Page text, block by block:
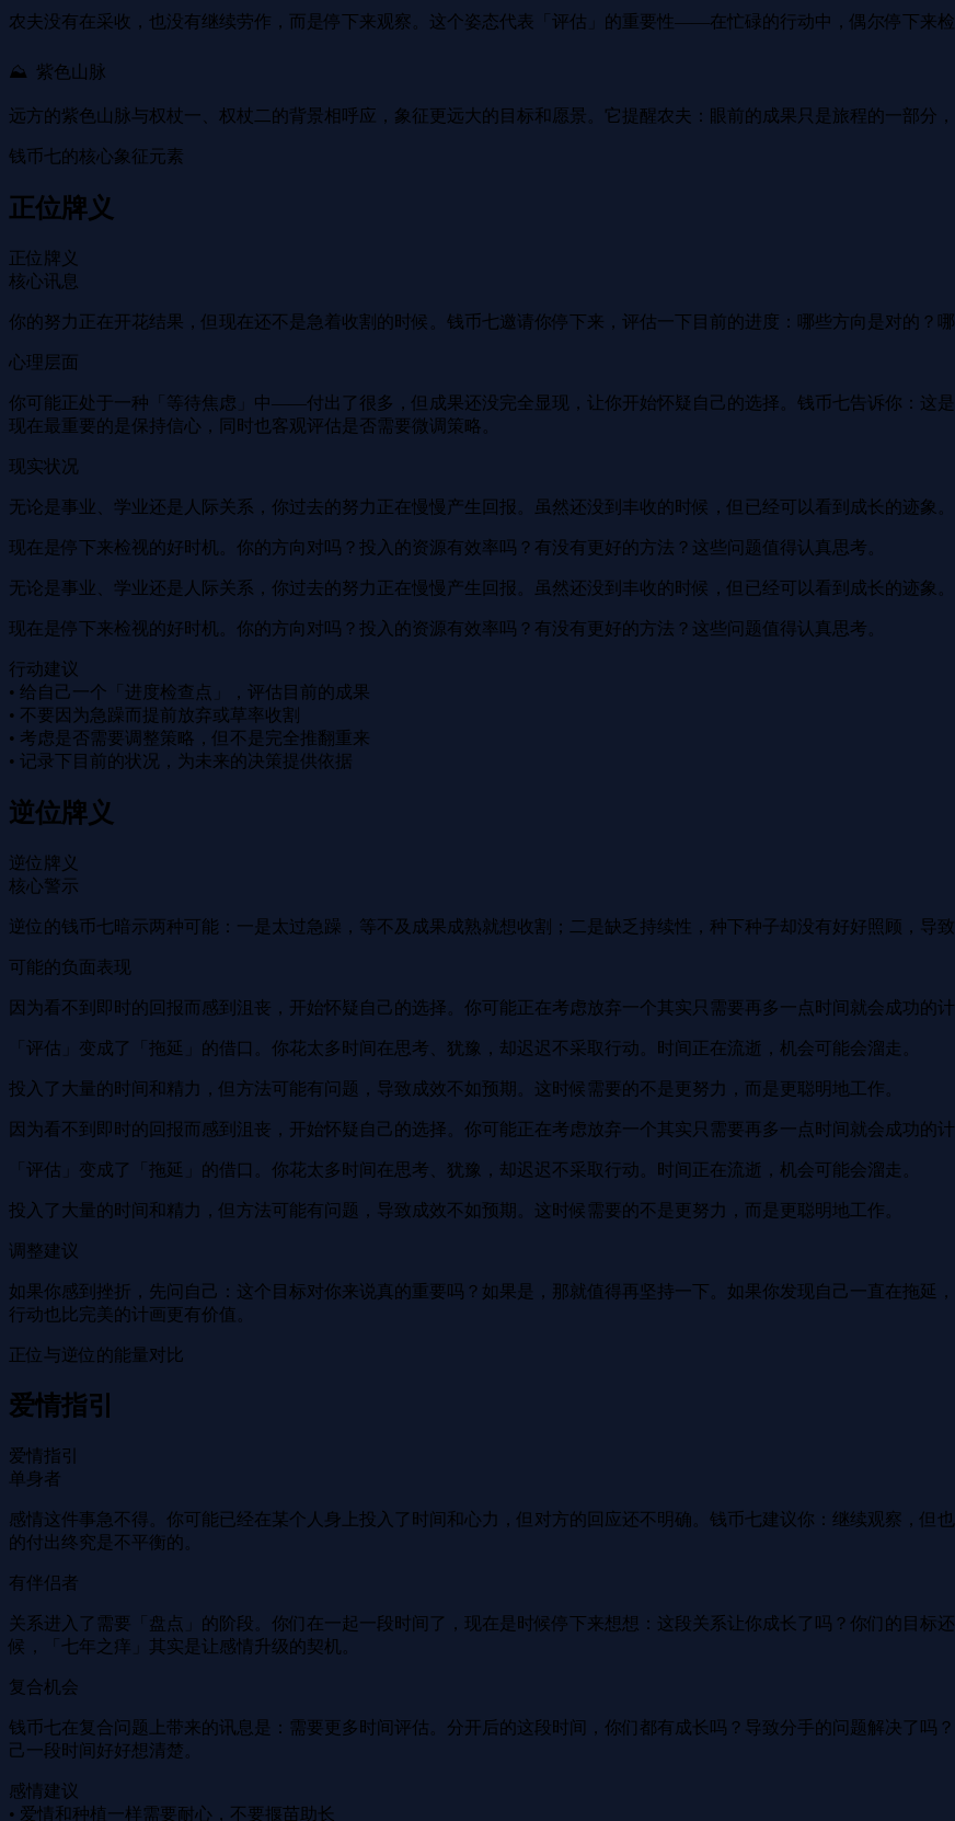
农夫没有在采收，也没有继续劳作，而是停下来观察。这个姿态代表「评估」的重要性——在忙碌的行动中，偶尔停下来
⛰ ️ 紫色山脉
远方的紫色山脉与权杖一、权杖二的背景相呼应，象征更远大的目标和愿景。它提醒农夫：眼前的成果只是旅程的一部分，
钱币七的核心象征元素
正位牌义
正位牌义
核心讯息
你的努力正在开花结果，但现在还不是急着收割的时候。钱币七邀请你停下来，评估一下目前的进度：哪些方向是对的？
心理层面
你可能正处于一种「等待焦虑」中——付出了很多，但成果还没完全显现，让你开始怀疑自己的选择。钱币七告诉你：这
现在最重要的是保持信心，同时也客观评估是否需要微调策略。
现实状况
无论是事业、学业还是人际关系，你过去的努力正在慢慢产生回报。虽然还没到丰收的时候，但已经可以看到成长的迹象。
现在是停下来检视的好时机。你的方向对吗？投入的资源有效率吗？有没有更好的方法？这些问题值得认真思考。
无论是事业、学业还是人际关系，你过去的努力正在慢慢产生回报。虽然还没到丰收的时候，但已经可以看到成长的迹象。
现在是停下来检视的好时机。你的方向对吗？投入的资源有效率吗？有没有更好的方法？这些问题值得认真思考。
行动建议
• 给自己一个「进度检查点」，评估目前的成果
• 不要因为急躁而提前放弃或草率收割
• 考虑是否需要调整策略，但不是完全推翻重来
• 记录下目前的状况，为未来的决策提供依据
逆位牌义
逆位牌义
核心警示
逆位的钱币七暗示两种可能：一是太过急躁，等不及成果成熟就想收割；二是缺乏持续性，种下种子却没有好好照顾，导
可能的负面表现
因为看不到即时的回报而感到沮丧，开始怀疑自己的选择。你可能正在考虑放弃一个其实只需要再多一点时间就会成功的计
「评估」变成了「拖延」的借口。你花太多时间在思考、犹豫，却迟迟不采取行动。时间正在流逝，机会可能会溜走。
投入了大量的时间和精力，但方法可能有问题，导致成效不如预期。这时候需要的不是更努力，而是更聪明地工作。
因为看不到即时的回报而感到沮丧，开始怀疑自己的选择。你可能正在考虑放弃一个其实只需要再多一点时间就会成功的计
「评估」变成了「拖延」的借口。你花太多时间在思考、犹豫，却迟迟不采取行动。时间正在流逝，机会可能会溜走。
投入了大量的时间和精力，但方法可能有问题，导致成效不如预期。这时候需要的不是更努力，而是更聪明地工作。
调整建议
如果你感到挫折，先问自己：这个目标对你来说真的重要吗？如果是，那就值得再坚持一下。如果你发现自己一直在拖延
行动也比完美的计画更有价值。
正位与逆位的能量对比
爱情指引
爱情指引
单身者
感情这件事急不得。你可能已经在某个人身上投入了时间和心力，但对方的回应还不明确。钱币七建议你：继续观察，但
的付出终究是不平衡的。
有伴侣者
关系进入了需要「盘点」的阶段。你们在一起一段时间了，现在是时候停下来想想：这段关系让你成长了吗？你们的目标
候，「七年之痒」其实是让感情升级的契机。
复合机会
钱币七在复合问题上带来的讯息是：需要更多时间评估。分开后的这段时间，你们都有成长吗？导致分手的问题解决了吗
己一段时间好好想清楚。
感情建议
• 爱情和种植一样需要耐心，不要揠苗助长